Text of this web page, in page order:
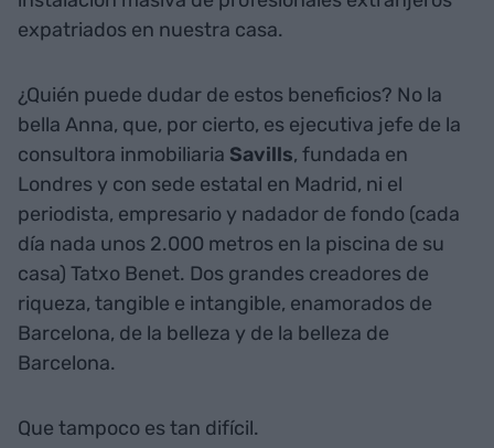
expatriados en nuestra casa.
¿Quién puede dudar de estos beneficios? No la
bella Anna, que, por cierto, es ejecutiva jefe de la
consultora inmobiliaria Savills, fundada en
Londres y con sede estatal en Madrid, ni el
periodista, empresario y nadador de fondo (cada
día nada unos 2.000 metros en la piscina de su
casa) Tatxo Benet. Dos grandes creadores de
riqueza, tangible e intangible, enamorados de
Barcelona, de la belleza y de la belleza de
Barcelona.
Que tampoco es tan difícil.